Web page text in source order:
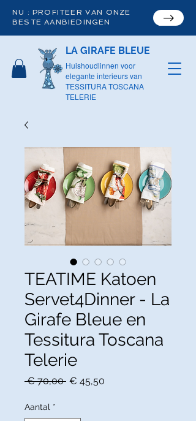
NU : PROFITEER VAN ONZE
BESTE AANBIEDINGEN
LA GIRAFE BLEUE
Huishoudlinnen voor
elegante interieurs van
TESSITURA TOSCANA
TELERIE
TEATIME Katoen
Servet4Dinner - La
Girafe Bleue en
Tessitura Toscana
Telerie
€ 70,00 Normale
€ 45,50
Aantal *